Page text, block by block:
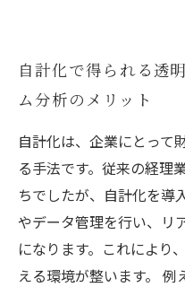
自計化で得られる透
ム分析のメリット
自計化は、企業にとって
る手法です。従来の経理
ちでしたが、自計化を導
やデータ管理を行い、リ
になります。これにより
える環境が整います。